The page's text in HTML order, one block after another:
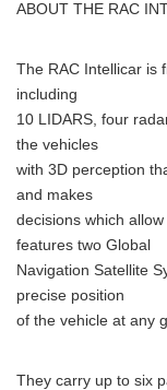
ABOUT THE RAC
The RAC Intellicar is
including
10 LIDARS, four
the vehicles
with 3D perception
and makes
decisions which
features two Global
Navigation Satellite
precise position
of the vehicle at any
They carry up to six